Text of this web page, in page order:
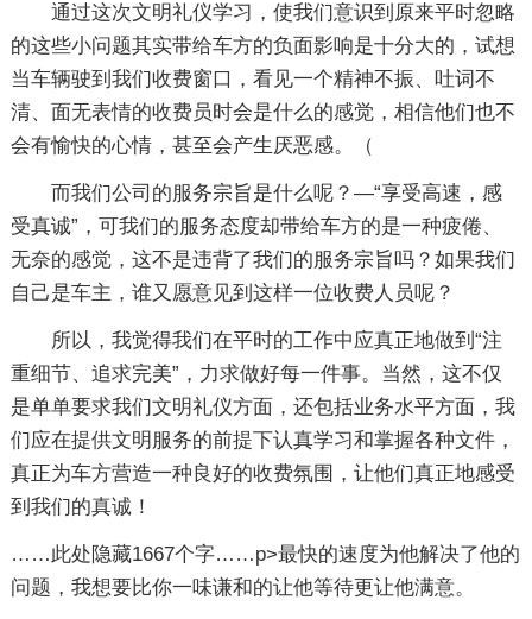
通过这次文明礼仪学习，使我们意识到原来平时忽略
的这些小问题其实带给车方的负面影响是十分大的，试想
当车辆驶到我们收费窗口，看见一个精神不振、吐词不
清、面无表情的收费员时会是什么的感觉，相信他们也不
会有愉快的心情，甚至会产生厌恶感。（
而我们公司的服务宗旨是什么呢？—“享受高速，感
受真诚”，可我们的服务态度却带给车方的是一种疲倦、
无奈的感觉，这不是违背了我们的服务宗旨吗？如果我们
自己是车主，谁又愿意见到这样一位收费人员呢？
所以，我觉得我们在平时的工作中应真正地做到“注
重细节、追求完美”，力求做好每一件事。当然，这不仅
是单单要求我们文明礼仪方面，还包括业务水平方面，我
们应在提供文明服务的前提下认真学习和掌握各种文件，
真正为车方营造一种良好的收费氛围，让他们真正地感受
到我们的真诚！
……此处隐藏1667个字……p>最快的速度为他解决了他的
问题，我想要比你一味谦和的让他等待更让他满意。